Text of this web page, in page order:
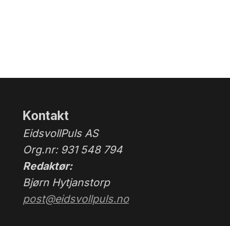
Kontakt
EidsvollPuls AS
Org.nr: 931 548 794
Redaktør:
Bjørn Hytjanstorp
post@eidsvollpuls.no